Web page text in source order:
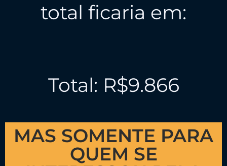
total ficaria em:
Total: R$9.866
MAS SOMENTE PARA
QUEM SE